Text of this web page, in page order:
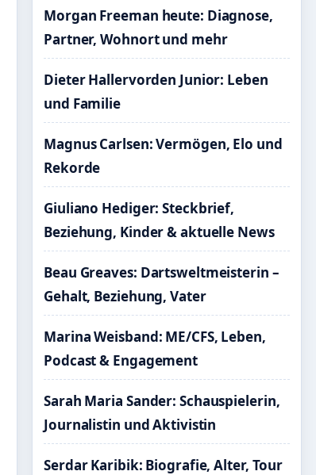
Morgan Freeman heute: Diagnose,
Partner, Wohnort und mehr
Dieter Hallervorden Junior: Leben
und Familie
Magnus Carlsen: Vermögen, Elo und
Rekorde
Giuliano Hediger: Steckbrief,
Beziehung, Kinder & aktuelle News
Beau Greaves: Dartsweltmeisterin –
Gehalt, Beziehung, Vater
Marina Weisband: ME/CFS, Leben,
Podcast & Engagement
Sarah Maria Sander: Schauspielerin,
Journalistin und Aktivistin
Serdar Karibik: Biografie, Alter, Tour